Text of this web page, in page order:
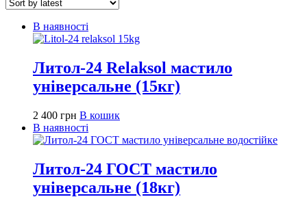
В наявності
Литол-24 Relaksol мастило
універсальне (15кг)
2 400 грн В кошик
В наявності
Литол-24 ГОСТ мастило
універсальне (18кг)